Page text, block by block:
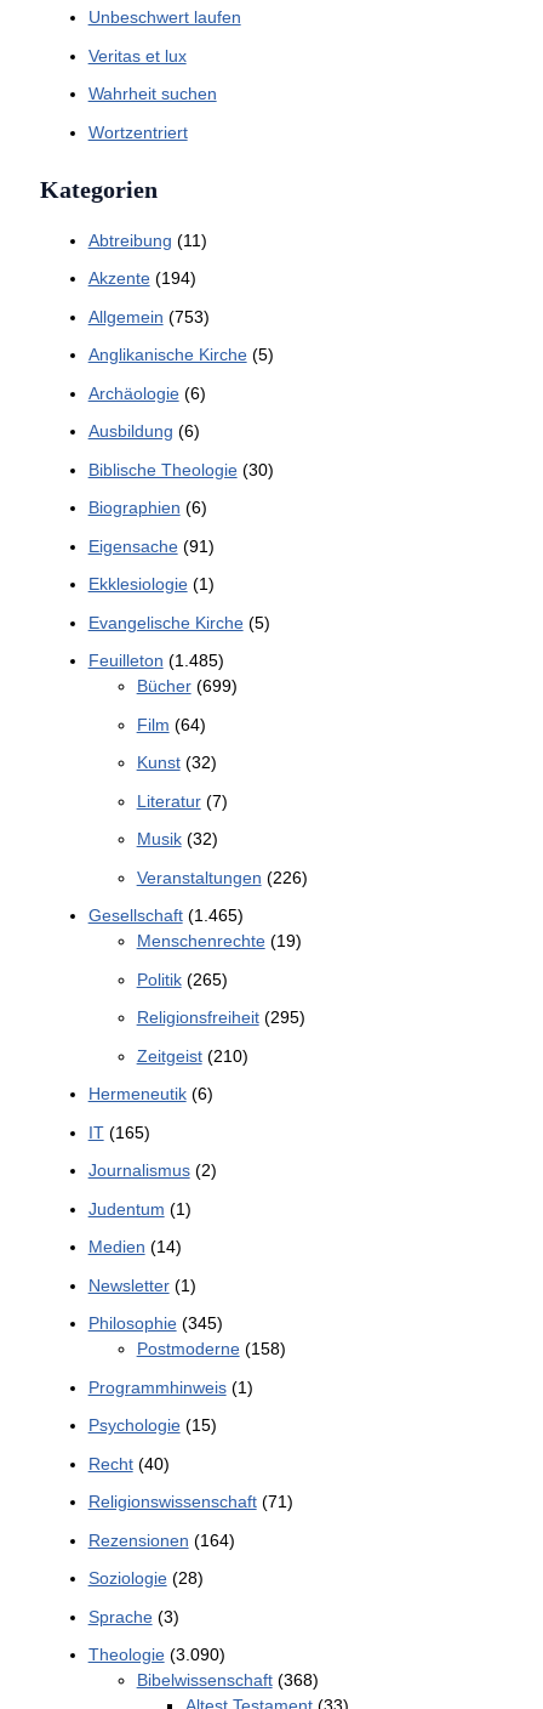
Unbeschwert laufen
Veritas et lux
Wahrheit suchen
Wortzentriert
Kategorien
Abtreibung (11)
Akzente(194)
Allgemein (753)
Anglikanische Kirche(5)
Archäologie(6)
Ausbildung (6)
Biblische Theologie(30)
Biographien (6)
Eigensache(91)
Ekklesiologie(1)
Evangelische Kirche(5)
Feuilleton (1.485)
Bücher(699)
Film (64)
Kunst(32)
Literatur(7)
Musik(32)
Veranstaltungen (226)
Gesellschaft(1.465)
Menschenrechte(19)
Politik(265)
Religionsfreiheit(295)
Zeitgeist(210)
Hermeneutik(6)
IT(165)
Journalismus(2)
Judentum (1)
Medien (14)
Newsletter(1)
Philosophie(345)
Postmoderne(158)
Programmhinweis(1)
Psychologie(15)
Recht(40)
Religionswissenschaft(71)
Rezensionen (164)
Soziologie(28)
Sprache(3)
Theologie(3.090)
Bibelwissenschaft(368)